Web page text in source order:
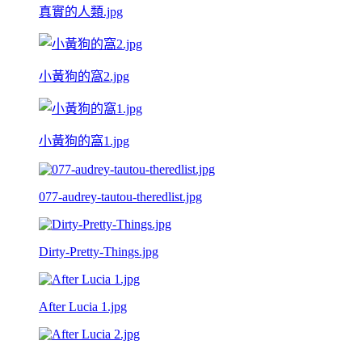
真實的人類.jpg
小黃狗的窩2.jpg
小黃狗的窩1.jpg
077-audrey-tautou-theredlist.jpg
Dirty-Pretty-Things.jpg
After Lucia 1.jpg